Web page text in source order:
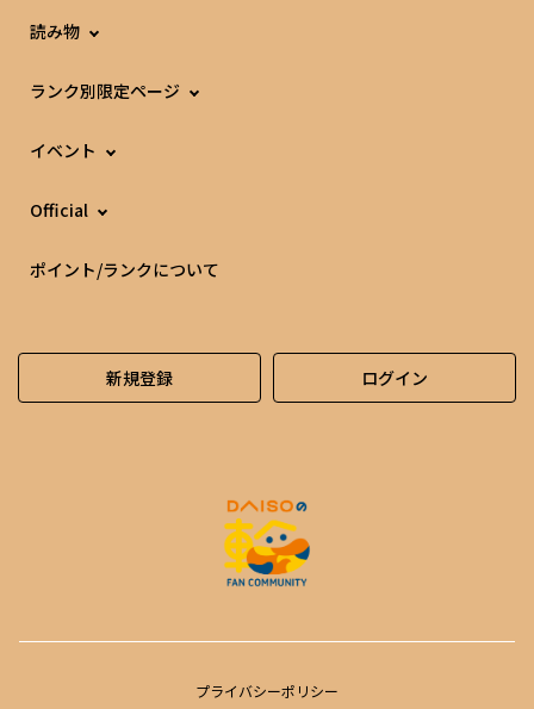
読み物
ランク別限定ページ
イベント
Official
ポイント/ランクについて
新規登録 ログイン
プライバシーポリシー